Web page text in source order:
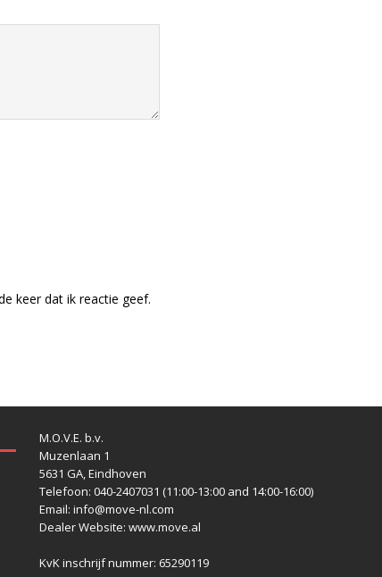
keer dat ik reactie geef.
M.O.V.E. b.v.
Muzenlaan 1
5631 GA, Eindhoven
Telefoon: 040-2407031 (11:00-13:00 and 14:00-16:00)
Email: info@move-nl.com
Dealer Website: www.move.al
KvK inschrijf nummer: 65290119